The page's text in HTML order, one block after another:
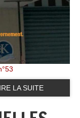
LA SUITE